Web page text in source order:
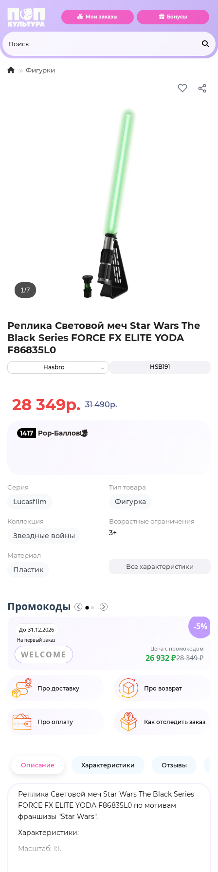
Мои заказы Бонусы
Фигурки
Реплика Световой меч Star Wars The
Black Series FORCE FX ELITE YODA
F86835L0
HSB191
Hasbro
28 349р. 31 490р.
1417 Pop-Баллов
Серия
Lucasfilm
Тип товара
Фигурка
Коллекция
Звездные войны
Возрастные ограничения
3+
Материал
Пластик Все характеристики
Промокоды
На первый заказ
До 31.12.2026
WELCOME
Цена с промокодом
26 932 ₽28 349 ₽
-5%
Про доставку Про возврат
Про оплату Как отследить заказ
Описание Характеристики Отзывы
Реплика Световой меч Star Wars The Black Series
FORCE FX ELITE YODA F86835L0 по мотивам
франшизы "Star Wars".
Характеристики:
Масштаб: 1:1.